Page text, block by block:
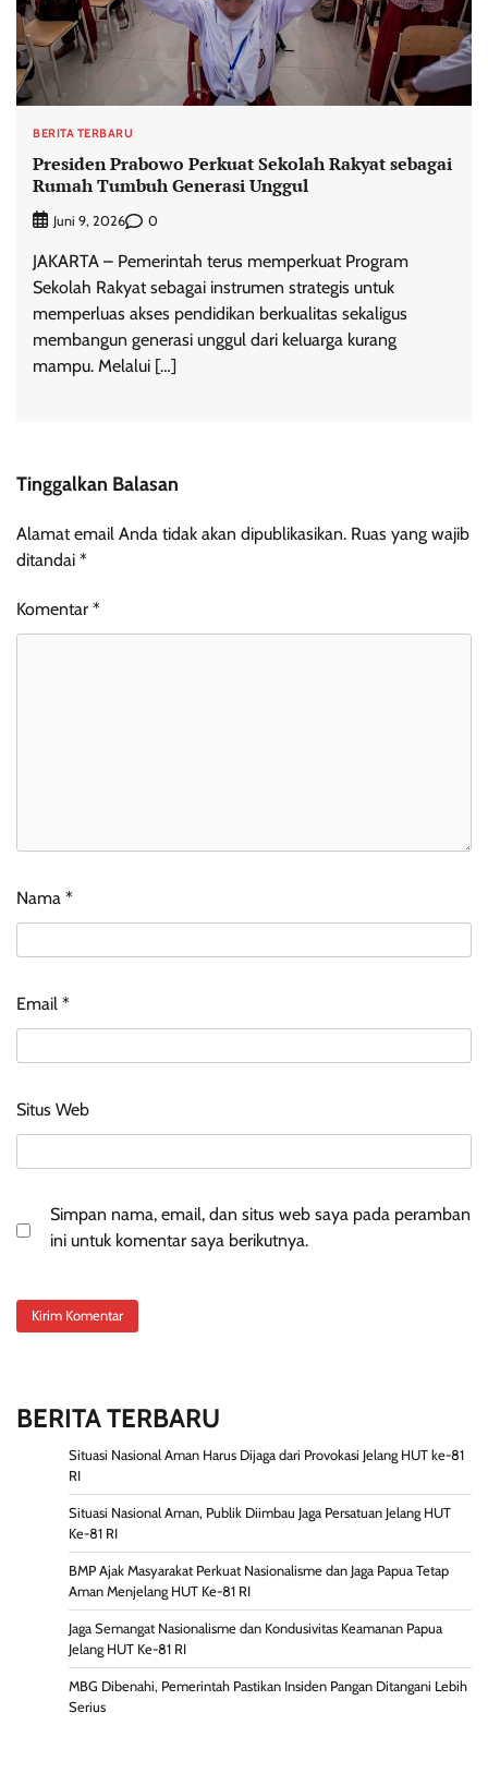
BERITA TERBARU
Presiden Prabowo Perkuat Sekolah Rakyat sebagai
Rumah Tumbuh Generasi Unggul
Juni 9, 2026 0
JAKARTA – Pemerintah terus memperkuat Program
Sekolah Rakyat sebagai instrumen strategis untuk
memperluas akses pendidikan berkualitas sekaligus
membangun generasi unggul dari keluarga kurang
mampu. Melalui […]
Tinggalkan Balasan
Alamat email Anda tidak akan dipublikasikan. Ruas yang wajib
ditandai *
Komentar *
Nama *
Email *
Situs Web
Simpan nama, email, dan situs web saya pada peramban
ini untuk komentar saya berikutnya.
BERITA TERBARU
Situasi Nasional Aman Harus Dijaga dari Provokasi Jelang HUT ke-81
RI
Situasi Nasional Aman, Publik Diimbau Jaga Persatuan Jelang HUT
Ke-81 RI
BMP Ajak Masyarakat Perkuat Nasionalisme dan Jaga Papua Tetap
Aman Menjelang HUT Ke-81 RI
Jaga Semangat Nasionalisme dan Kondusivitas Keamanan Papua
Jelang HUT Ke-81 RI
MBG Dibenahi, Pemerintah Pastikan Insiden Pangan Ditangani Lebih
Serius